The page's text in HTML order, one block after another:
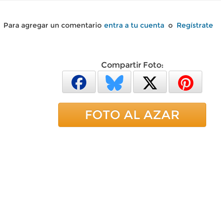
Para agregar un comentario entra a tu cuenta o Regístrate
Compartir Foto:
FOTO AL AZAR